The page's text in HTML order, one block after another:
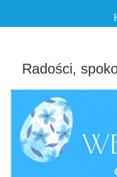
Radości,